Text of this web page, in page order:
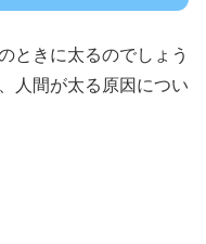
ときに太るのでしょう
人間が太る原因につい